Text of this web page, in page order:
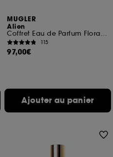
MUGLER
Alien
Coffret Eau de Parfum Florale Ambrée pour Femme
115
97,00€
Ajouter au panier